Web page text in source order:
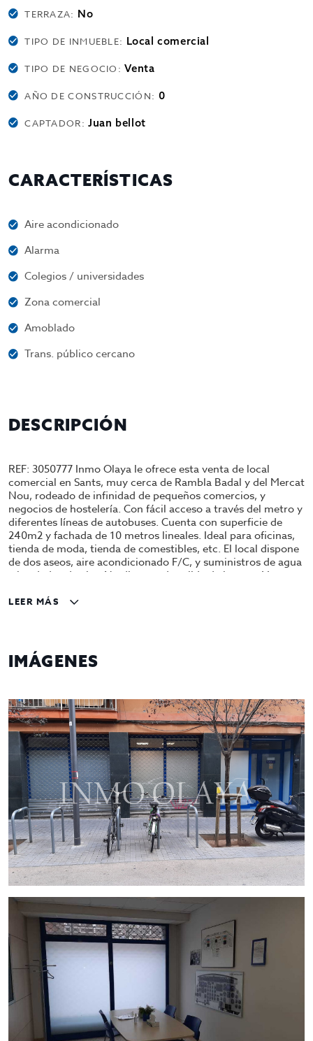
TERRAZA: No
TIPO DE INMUEBLE: Local comercial
TIPO DE NEGOCIO:Venta
AÑO DE CONSTRUCCIÓN: 0
CAPTADOR:Juan bellot
CARACTERÍSTICAS
Aire acondicionado
Alarma
Colegios / universidades
Zona comercial
Amoblado
Trans. público cercano
DESCRIPCIÓN
REF: 3050777 Inmo Olaya le ofrece esta venta de local
comercial en Sants, muy cerca de Rambla Badal y del Mercat
Nou, rodeado de infinidad de pequeños comercios, y
negocios de hostelería. Con fácil acceso a través del metro y
diferentes líneas de autobuses. Cuenta con superficie de
240m2 y fachada de 10 metros lineales. Ideal para oficinas,
tienda de moda, tienda de comestibles, etc. El local dispone
de dos aseos, aire acondicionado F/C, y suministros de agua
y luz dados de alta. No dispone de salida de humos. Venta
OLAYA
LEER MÁS
IMÁGENES